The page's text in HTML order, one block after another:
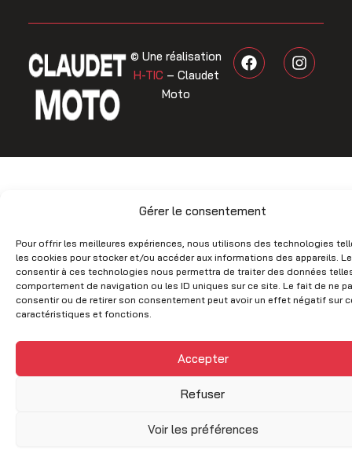
Gérer le consentement
Pour offrir les meilleures expériences, nous utilisons des technologies
les cookies pour stocker et/ou accéder aux informations des appareils.
consentir à ces technologies nous permettra de traiter des données
comportement de navigation ou les ID uniques sur ce site. Le fait de ne
consentir ou de retirer son consentement peut avoir un effet négatif sur
caractéristiques et fonctions.
Accepter
Refuser
Voir les préférences
© Une réalisation
H-TIC – Claudet
Moto
F
a
c
k
I
n
s
a